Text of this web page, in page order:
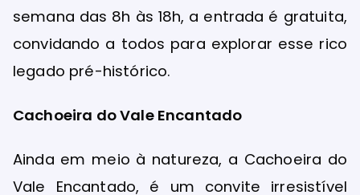
semana das 8h às 18h, a entrada é gratuita,
convidando a todos para explorar esse rico
legado pré-histórico.
Cachoeira do Vale Encantado
Ainda em meio à natureza, a Cachoeira do
Vale Encantado, é um convite irresistível